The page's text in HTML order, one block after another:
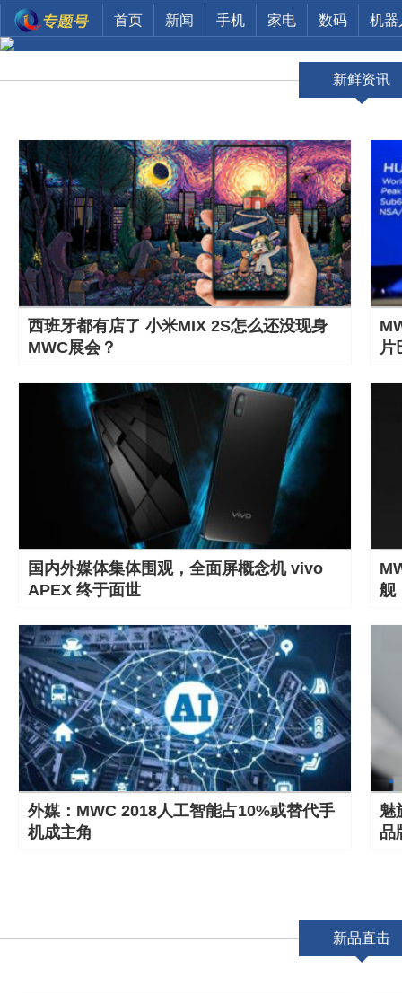
首页 新闻 手机 家电 数码 机器
新鲜资讯
西班牙都有店了 小米MIX 2S怎么还没现身
MWC展会？
片
国内外媒体集体围观，全面屏概念机 vivo
APEX 终于面世
舰
外媒：MWC 2018人工智能占10%或替代手
机成主角
魅
品
新品直击